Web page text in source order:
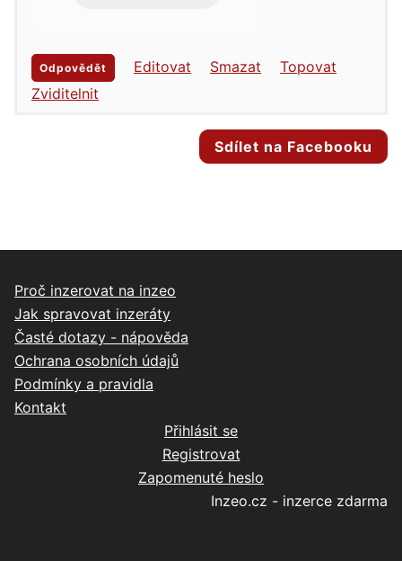
Odpovědět Editovat Smazat
Topovat
Zviditelnit
Sdílet na Facebooku
Proč inzerovat na inzeo
Jak spravovat inzeráty
Časté dotazy - nápověda
Ochrana osobních údajů
Podmínky a pravidla
Kontakt
Přihlásit se
Registrovat
Zapomenuté heslo
Inzeo.cz - inzerce zdarma